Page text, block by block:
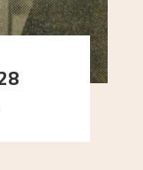
Moritz
til å